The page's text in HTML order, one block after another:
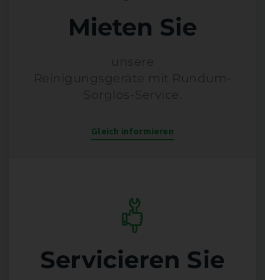
Mieten Sie
unsere
Reinigungsgeräte mit Rundum-
Sorglos-Service.
Gleich informieren
Servicieren Sie